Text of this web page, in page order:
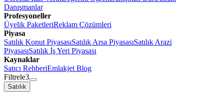
Danışmanlar
Profesyoneller
Üyelik PaketleriReklam Çözümleri
Piyasa
Satılık Konut PiyasasıSatılık Arsa PiyasasıSatılık Arazi
PiyasasıSatılık İş Yeri Piyasası
Kaynaklar
Satıcı RehberiEmlakjet Blog
Filtrele3
Satılık